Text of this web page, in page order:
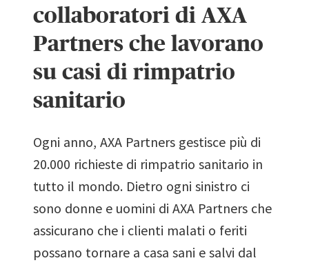
collaboratori di AXA
Partners che lavorano
su casi di rimpatrio
sanitario
Ogni anno, AXA Partners gestisce più di
20.000 richieste di rimpatrio sanitario in
tutto il mondo. Dietro ogni sinistro ci
sono donne e uomini di AXA Partners che
assicurano che i clienti malati o feriti
possano tornare a casa sani e salvi dal